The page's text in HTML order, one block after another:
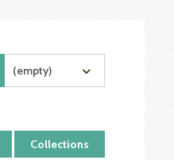
Collections
(empty)